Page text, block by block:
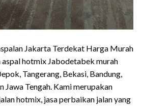
Jakarta Terdekat Harga Murah
aspal hotmix Jabodetabek murah
Tangerang, Bekasi, Bandung,
Jawa Tengah. Kami merupakan
hotmix, jasa perbaikan jalan yang